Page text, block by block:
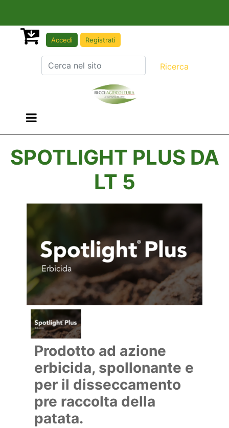
Accedi Registrati
Open menu
SPOTLIGHT PLUS DA
LT 5
Prodotto ad azione
erbicida, spollonante e
per il disseccamento
pre raccolta della
patata.